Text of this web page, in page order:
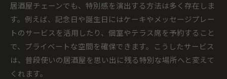
居酒屋チェーンでも、特別感を演出する方法は多く存在しま
す。例えば、記念日や誕生日にはケーキやメッセージプレー
トのサービスを活用したり、個室やテラス席を予約すること
で、プライベートな空間を確保できます。こうしたサービス
は、普段使いの居酒屋を思い出に残る特別な場所へと変えて
くれます。